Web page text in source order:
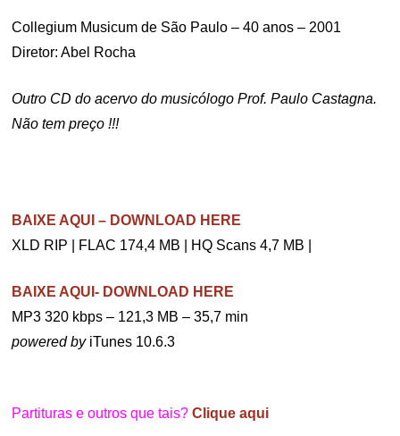
Collegium Musicum de São Paulo – 40 anos – 2001
Diretor: Abel Rocha
Outro CD do acervo do musicólogo Prof. Paulo Castagna.
Não tem preço !!!
BAIXE AQUI – DOWNLOAD HERE
XLD RIP | FLAC 174,4 MB | HQ Scans 4,7 MB |
BAIXE AQUI- DOWNLOAD HERE
MP3 320 kbps – 121,3 MB – 35,7 min
powered byiTunes 10.6.3
Partituras e outros que tais? Clique aqui